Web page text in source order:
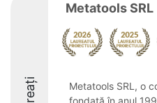
Metatools SRL
Metatools SRL, o
fondată în anul